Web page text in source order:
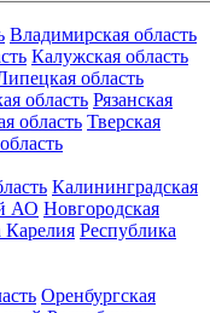
Владимирская область
Калужская область
область
область Рязанская
область Тверская
Калининградская
АО Новгородская
Карелия Республика
Оренбургская